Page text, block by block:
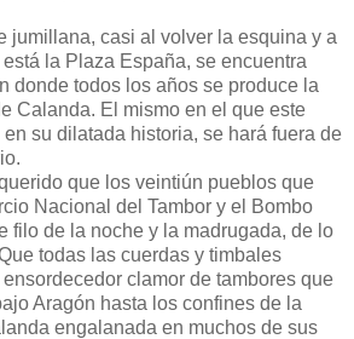
jumillana, casi al volver la esquina y a
la Plaza España, se encuentra
donde todos los años se produce la
Calanda. El mismo en el que este
su dilatada historia, se hará fuera de
que los veintiún pueblos que
Nacional del Tambor y el Bombo
filo de la noche y la madrugada, de lo
todas las cuerdas y timbales
clamor de tambores que
Aragón hasta los confines de la
engalanada en muchos de sus